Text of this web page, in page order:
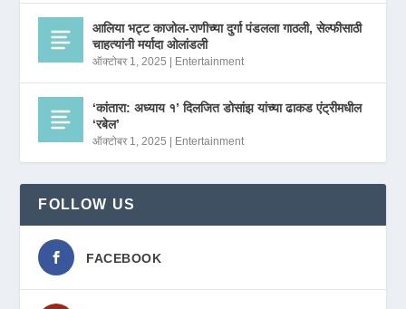
आलिया भट्ट काजोल-राणीच्या दुर्गा पंडलला गाठली, सेल्फीसाठी
चाहत्यांनी मर्यादा ओलांडली
ऑक्टोबर 1, 2025 Entertainment
‘कांतारा: अध्याय १’ दिलजित डोसांझ यांच्या ढाकड एंट्रीमधील
‘रबेल’
ऑक्टोबर 1, 2025 Entertainment
FOLLOW US
FACEBOOK